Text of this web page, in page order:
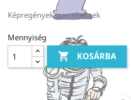
Képregények gyerekeknek
Mennyiség
 KOSÁRBA